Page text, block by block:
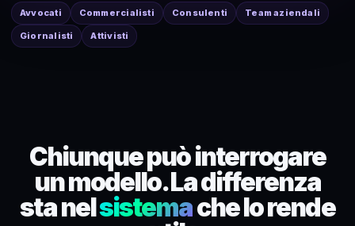
Avvocati Commercialisti Consulenti Team aziendali
Giornalisti Attivisti
Chiunque può interrogare
un modello. La differenza
sta nelsistemache lo rende